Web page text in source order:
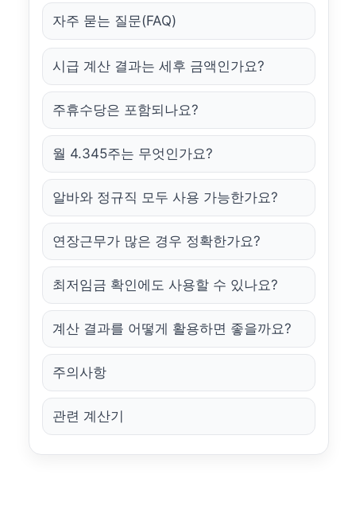
자주 묻는 질문(FAQ)
시급 계산 결과는 세후 금액인가요?
주휴수당은 포함되나요?
월 4.345주는 무엇인가요?
알바와 정규직 모두 사용 가능한가요?
연장근무가 많은 경우 정확한가요?
최저임금 확인에도 사용할 수 있나요?
계산 결과를 어떻게 활용하면 좋을까요?
주의사항
관련 계산기